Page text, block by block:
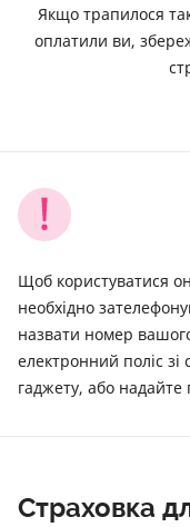
Якщо трапилося
оплатили ви,
Щоб користуватися
необхідно
назвати номер
електронний поліс
гаджету, або надайте
Страховка